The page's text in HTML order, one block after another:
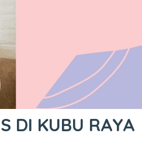
DI KUBU RAYA